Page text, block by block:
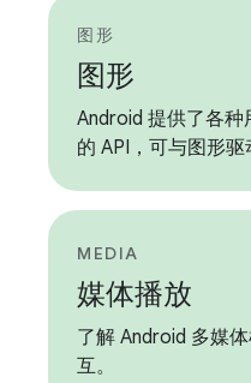
图形
图形
Android 提供了各种
的 API，可与图形驱
MEDIA
媒体播放
了解 Android 多媒
互。